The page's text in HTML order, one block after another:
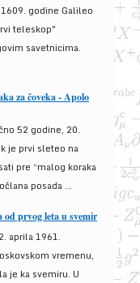
godine Galileo
teleskop"
savetnicima.
za čoveka - Apolo
52 godine, 20.
je prvi sleteo na
pre “malog koraka
posada ...
od prvog leta u svemir
aprila 1961.
vremenu,
je ka svemiru. U